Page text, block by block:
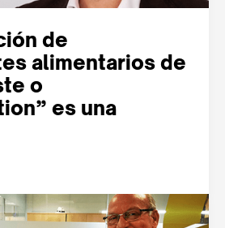
de
alimentarios de
o
es una